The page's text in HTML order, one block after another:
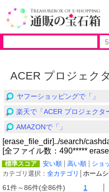
ACER プロジェク
ヤフーショッピングで「」
楽天で「ACER プロジェクタ
AMAZONで「」
[erase_file_dir]../search/
[全ファイル数：490*****
標準スコア 安い順 高い順
ショ
カテゴリ選択： 全カテゴリ ホーム
61件～86件(全86件) 1